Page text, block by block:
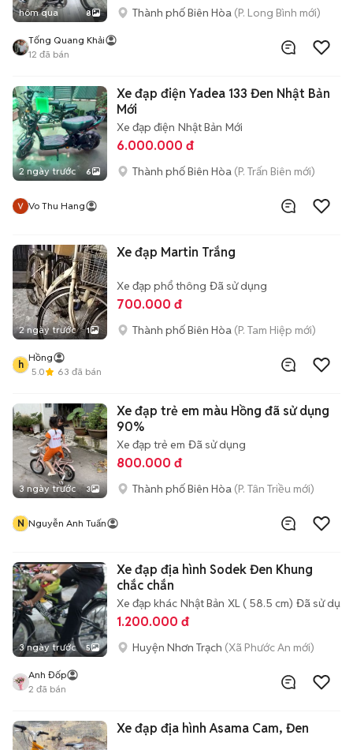
hôm qua 8 Thành phố Biên Hòa (P. Long Bình mới)
Tống Quang Khải
12 đã bán
2 ngày trước 6
Xe đạp điện Yadea 133 Đen Nhật Bản
Mới
Xe đạp điện Nhật Bản Mới
6.000.000 đ
Thành phố Biên Hòa (P. Trấn Biên mới)
Vo Thu Hang
2 ngày trước 1
Xe đạp Martin Trắng
Xe đạp phổ thông Đã sử dụng
700.000 đ
Thành phố Biên Hòa (P. Tam Hiệp mới)
h
Hồng
5.0
63 đã bán
3 ngày trước 3
Xe đạp trẻ em màu Hồng đã sử dụng
90%
Xe đạp trẻ em Đã sử dụng
800.000 đ
Thành phố Biên Hòa (P. Tân Triều mới)
N Nguyễn Anh Tuấn
3 ngày trước 5
Xe đạp địa hình Sodek Đen Khung
chắc chắn
Xe đạp khác Nhật Bản XL ( 58.5 cm) Đã sử dụng
1.200.000 đ
Huyện Nhơn Trạch (Xã Phước An mới)
Anh Đốp
2 đã bán
Xe đạp địa hình Asama Cam, Đen